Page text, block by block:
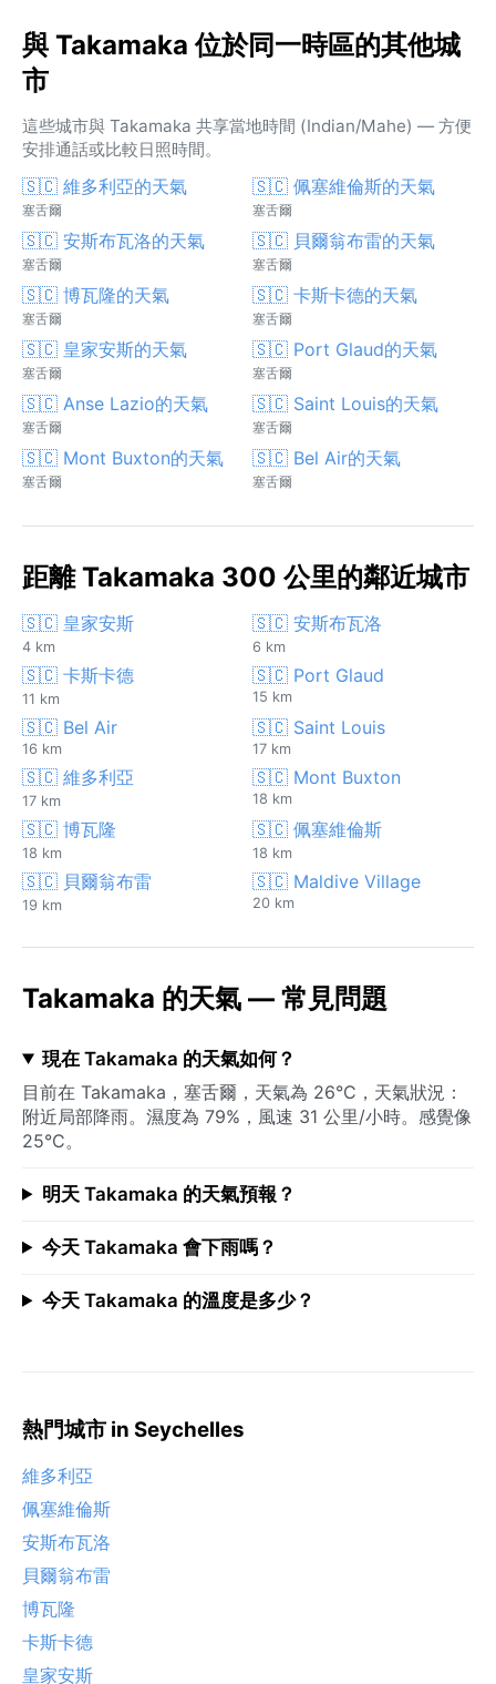
與 Takamaka 位於同一時區的其他城
市
這些城市與 Takamaka 共享當地時間 (Indian/Mahe) — 方便
安排通話或比較日照時間。
🇸🇨 維多利亞的天氣
塞舌爾
🇸🇨 佩塞維倫斯的天氣
塞舌爾
🇸🇨 安斯布瓦洛的天氣
塞舌爾
🇸🇨 貝爾翁布雷的天氣
塞舌爾
🇸🇨 博瓦隆的天氣
塞舌爾
🇸🇨 卡斯卡德的天氣
塞舌爾
🇸🇨 皇家安斯的天氣
塞舌爾
🇸🇨 Port Glaud的天氣
塞舌爾
🇸🇨 Anse Lazio的天氣
塞舌爾
🇸🇨 Saint Louis的天氣
塞舌爾
🇸🇨 Mont Buxton的天氣
塞舌爾
🇸🇨 Bel Air的天氣
塞舌爾
距離 Takamaka 300 公里的鄰近城市
🇸🇨 皇家安斯
4 km
🇸🇨 安斯布瓦洛
6 km
🇸🇨 卡斯卡德
11 km
🇸🇨 Port Glaud
15 km
🇸🇨 Bel Air
16 km
🇸🇨 Saint Louis
17 km
🇸🇨 維多利亞
17 km
🇸🇨 Mont Buxton
18 km
🇸🇨 博瓦隆
18 km
🇸🇨 佩塞維倫斯
18 km
🇸🇨 貝爾翁布雷
19 km
🇸🇨 Maldive Village
20 km
Takamaka 的天氣 — 常見問題
現在 Takamaka 的天氣如何？
目前在 Takamaka，塞舌爾，天氣為 26°C，天氣狀況：
附近局部降雨。濕度為 79%，風速 31 公里/小時。感覺像
25°C。
明天 Takamaka 的天氣預報？
今天 Takamaka 會下雨嗎？
今天 Takamaka 的溫度是多少？
熱門城市 in Seychelles
維多利亞
佩塞維倫斯
安斯布瓦洛
貝爾翁布雷
博瓦隆
卡斯卡德
皇家安斯